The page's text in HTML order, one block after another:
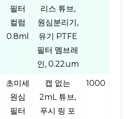
필터
컬럼
0.8ml
리스 튜브,
원심분리기,
유기 PTFE
필터 멤브레
인, 0.22um
초미세
원심
필터
캡 없는
2mL 튜브,
푸시 링 포
1000